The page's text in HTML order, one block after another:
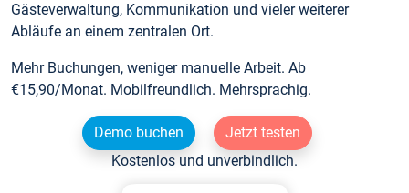
Gästeverwaltung, Kommunikation und vieler weiterer
Abläufe an einem zentralen Ort.
Mehr Buchungen, weniger manuelle Arbeit. Ab
€15,90/Monat. Mobilfreundlich. Mehrsprachig.
Demo buchen
Jetzt testen
Kostenlos und unverbindlich.